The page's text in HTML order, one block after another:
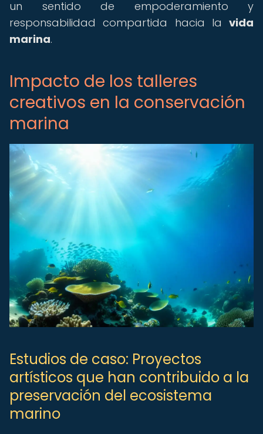
un sentido de empoderamiento y
responsabilidad compartida hacia la vida
marina.
Impacto de los talleres
creativos en la conservación
marina
Estudios de caso: Proyectos
artísticos que han contribuido a la
preservación del ecosistema
marino